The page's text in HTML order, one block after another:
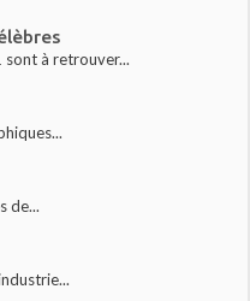
sont à retrouver...
de...